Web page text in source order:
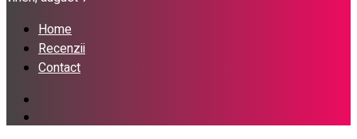
Home
Recenzii
Contact